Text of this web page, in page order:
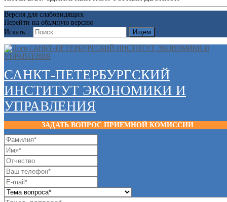
Версия для слабовидящих
Перейти на обычную версию
Искать...
Ищем
САНКТ-ПЕТЕРБУРГСКИЙ
ИНСТИТУТ ЭКОНОМИКИ И
УПРАВЛЕНИЯ
ЗАДАТЬ ВОПРОС ПРИЕМНОЙ КОМИССИИ